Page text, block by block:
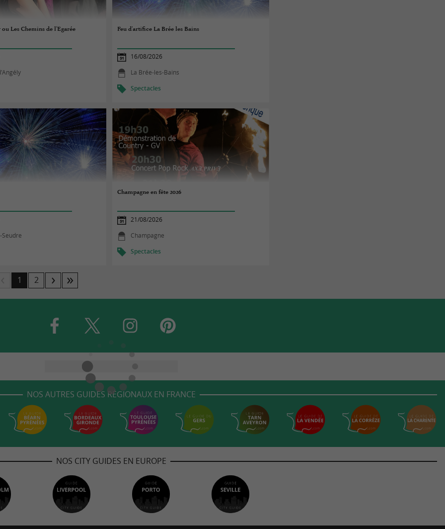
ou Les Chemins de l'Egarée Feu d'artifice La Brée les Bains
16/08/2026
La Brée-les-Bains
Spectacles
Champagne en fête 2026
21/08/2026
Champagne
Spectacles
1 2
NOS AUTRES GUIDES RÉGIONAUX EN FRANCE
NOS CITY GUIDES EN EUROPE